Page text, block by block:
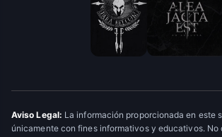
Aviso Legal: La información proporcionada en este
únicamente con fines informativos y educativos. No